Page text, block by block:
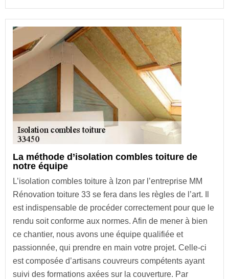
La méthode d’isolation combles toiture de
notre équipe
L’isolation combles toiture à Izon par l’entreprise MM
Rénovation toiture 33 se fera dans les règles de l’art. Il
est indispensable de procéder correctement pour que le
rendu soit conforme aux normes. Afin de mener à bien
ce chantier, nous avons une équipe qualifiée et
passionnée, qui prendre en main votre projet. Celle-ci
est composée d’artisans couvreurs compétents ayant
suivi des formations axées sur la couverture. Par